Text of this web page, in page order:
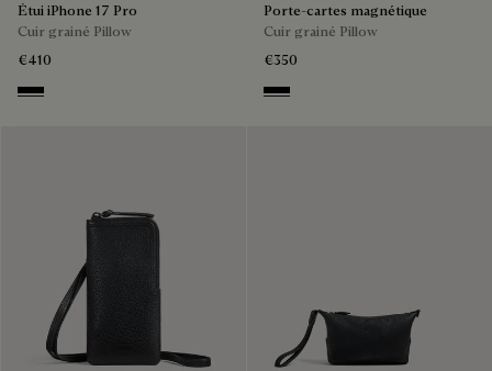
Étui iPhone 17 Pro
Cuir grainé Pillow
€410
Deep Black
Porte-cartes magnétique
Cuir grainé Pillow
€350
Deep Black